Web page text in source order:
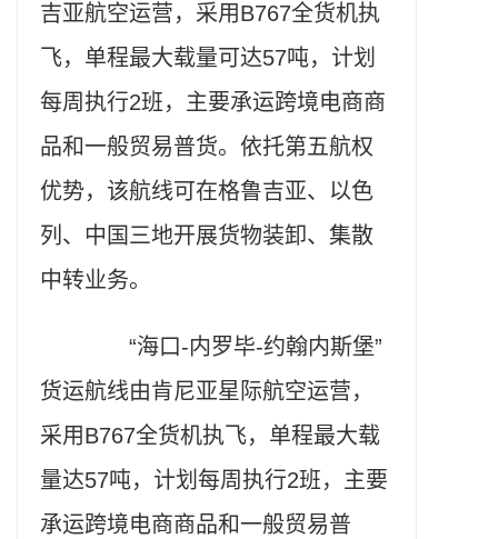
吉亚航空运营，采用B767全货机执
飞，单程最大载量可达57吨，计划
每周执行2班，主要承运跨境电商商
品和一般贸易普货。依托第五航权
优势，该航线可在格鲁吉亚、以色
列、中国三地开展货物装卸、集散
中转业务。
“海口-内罗毕-约翰内斯堡”
货运航线由肯尼亚星际航空运营，
采用B767全货机执飞，单程最大载
量达57吨，计划每周执行2班，主要
承运跨境电商商品和一般贸易普